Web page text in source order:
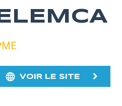
ELEMCA
VOIR LE SITE